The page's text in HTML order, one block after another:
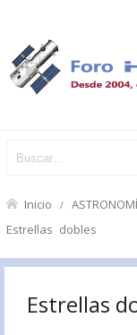
Inicio
Estrellas dobles
Estrellas